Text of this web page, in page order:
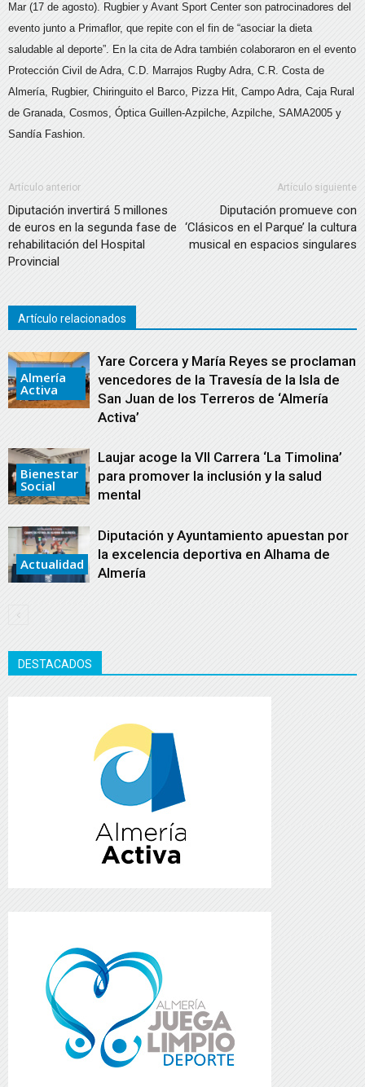
Mar (17 de agosto). Rugbier y Avant Sport Center son patrocinadores del
evento junto a Primaflor, que repite con el fin de “asociar la dieta
saludable al deporte”. En la cita de Adra también colaboraron en el evento
Protección Civil de Adra, C.D. Marrajos Rugby Adra, C.R. Costa de
Almería, Rugbier, Chiringuito el Barco, Pizza Hit, Campo Adra, Caja Rural
de Granada, Cosmos, Óptica Guillen-Azpilche, Azpilche, SAMA2005 y
Sandía Fashion.
Artículo anterior
Diputación invertirá 5 millones
de euros en la segunda fase de
rehabilitación del Hospital
Provincial
Artículo siguiente
Diputación promueve con
‘Clásicos en el Parque’ la cultura
musical en espacios singulares
Artículo relacionados
Almería
Activa
Yare Corcera y María Reyes se proclaman
vencedores de la Travesía de la Isla de
San Juan de los Terreros de ‘Almería
Activa’
Bienestar
Social
Laujar acoge la VII Carrera ‘La Timolina’
para promover la inclusión y la salud
mental
Actualidad
Diputación y Ayuntamiento apuestan por
la excelencia deportiva en Alhama de
Almería
DESTACADOS